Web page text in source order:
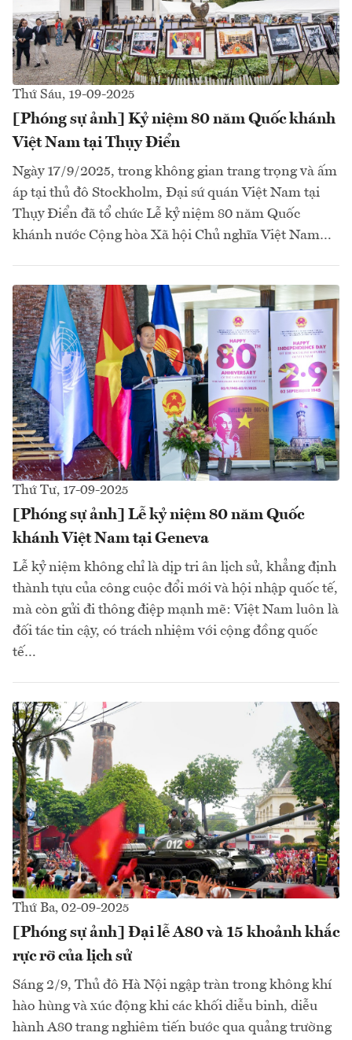
Thứ Sáu, 19-09-2025
[Phóng sự ảnh] Kỷ niệm 80 năm Quốc khánh
Việt Nam tại Thụy Điển
Ngày 17/9/2025, trong không gian trang trọng và ấm
áp tại thủ đô Stockholm, Đại sứ quán Việt Nam tại
Thụy Điển đã tổ chức Lễ kỷ niệm 80 năm Quốc
khánh nước Cộng hòa Xã hội Chủ nghĩa Việt Nam…
Thứ Tư, 17-09-2025
[Phóng sự ảnh] Lễ kỷ niệm 80 năm Quốc
khánh Việt Nam tại Geneva
Lễ kỷ niệm không chỉ là dịp tri ân lịch sử, khẳng định
thành tựu của công cuộc đổi mới và hội nhập quốc tế,
mà còn gửi đi thông điệp mạnh mẽ: Việt Nam luôn là
đối tác tin cậy, có trách nhiệm với cộng đồng quốc
tế…
Thứ Ba, 02-09-2025
[Phóng sự ảnh] Đại lễ A80 và 15 khoảnh khắc
rực rỡ của lịch sử
Sáng 2/9, Thủ đô Hà Nội ngập tràn trong không khí
hào hùng và xúc động khi các khối diễu binh, diễu
hành A80 trang nghiêm tiến bước qua quảng trường